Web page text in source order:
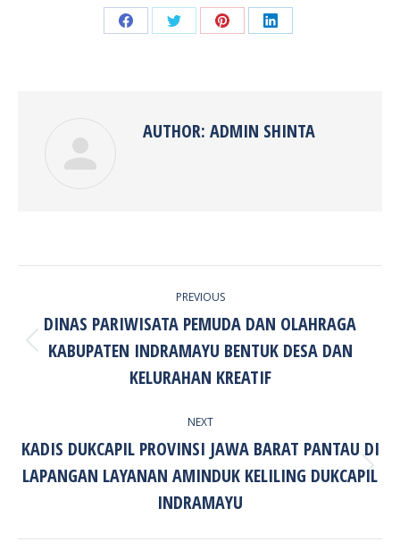
Share Share Share Share
AUTHOR: ADMIN SHINTA
PREVIOUS
Previous
post:
DINAS PARIWISATA PEMUDA DAN OLAHRAGA
KABUPATEN INDRAMAYU BENTUK DESA DAN
KELURAHAN KREATIF
NEXT
Next
post:
KADIS DUKCAPIL PROVINSI JAWA BARAT PANTAU DI
LAPANGAN LAYANAN AMINDUK KELILING DUKCAPIL
INDRAMAYU